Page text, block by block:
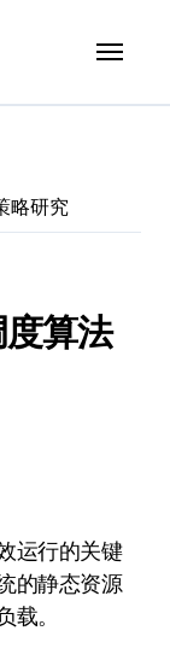
略研究
算法
的静态资源
。